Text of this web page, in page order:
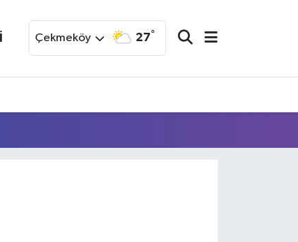
Çekmeköy 27°